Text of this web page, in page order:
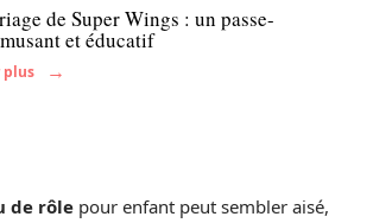
de Super Wings : un passe-
et éducatif
plus
de rôle pour enfant peut sembler aisé,